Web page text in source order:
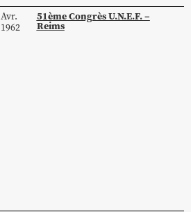
Avr.
1962
51ème Congrès U.N.E.F. –
Reims